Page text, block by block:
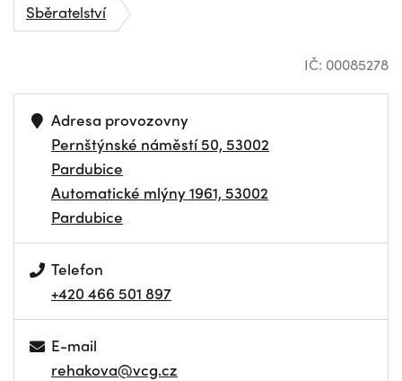
Sběratelství
IČ: 00085278
Adresa provozovny
Pernštýnské náměstí 50, 53002
Pardubice
Automatické mlýny 1961, 53002
Pardubice
Telefon
+420 466 501 897
E-mail
rehakova@vcg.cz